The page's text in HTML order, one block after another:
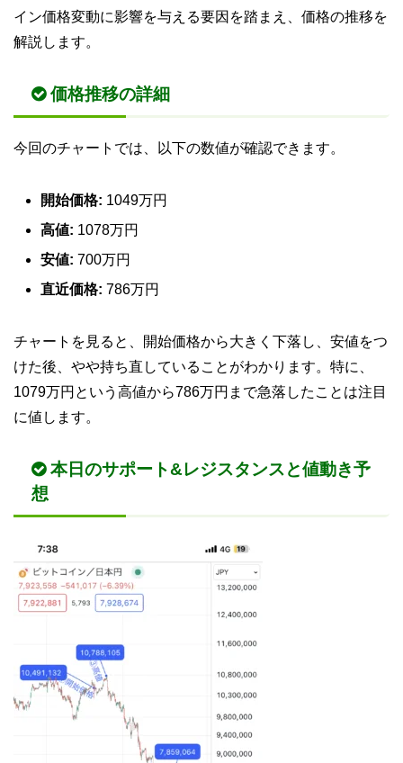
イン価格変動に影響を与える要因を踏まえ、価格の推移を
解説します。
価格推移の詳細
今回のチャートでは、以下の数値が確認できます。
開始価格: 1049万円
高値: 1078万円
安値: 700万円
直近価格: 786万円
チャートを見ると、開始価格から大きく下落し、安値をつ
けた後、やや持ち直していることがわかります。特に、
1079万円という高値から786万円まで急落したことは注目
に値します。
本日のサポート&レジスタンスと値動き予
想